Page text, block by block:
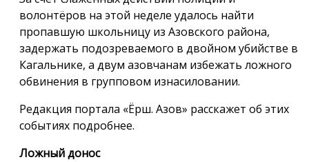
волонтёров на этой неделе удалось найти
пропавшую школьницу из Азовского района,
задержать подозреваемого в двойном убийстве в
Кагальнике, а двум азовчанам избежать ложного
обвинения в групповом изнасиловании.
Редакция портала «Ёрш. Азов» расскажет об этих
событиях подробнее.
Ложный донос